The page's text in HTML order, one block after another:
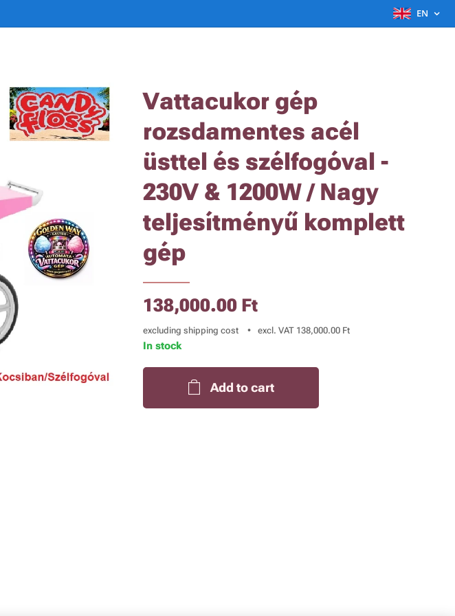
EN
Vattacukor gép
rozsdamentes acél
üsttel és szélfogóval -
230V & 1200W / Nagy
teljesítményű komplett
gép
138,000.00 Ft
excluding shipping cost excl. VAT 138,000.00 Ft
In stock
Add to cart